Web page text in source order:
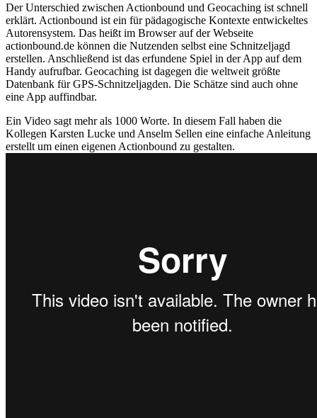
Der Unterschied zwischen Actionbound und Geocaching ist schnell
erklärt. Actionbound ist ein für pädagogische Kontexte entwickeltes
Autorensystem. Das heißt im Browser auf der Webseite
actionbound.de können die Nutzenden selbst eine Schnitzeljagd
erstellen. Anschließend ist das erfundene Spiel in der App auf dem
Handy aufrufbar. Geocaching ist dagegen die weltweit größte
Datenbank für GPS-Schnitzeljagden. Die Schätze sind auch ohne
eine App auffindbar.
Ein Video sagt mehr als 1000 Worte. In diesem Fall haben die
Kollegen Karsten Lucke und Anselm Sellen eine einfache Anleitung
erstellt um einen eigenen Actionbound zu gestalten.